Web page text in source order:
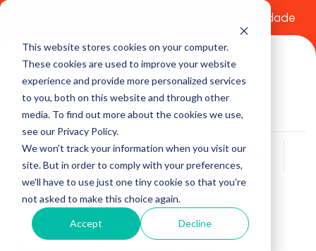
This website stores cookies on your computer.
These cookies are used to improve your website
experience and provide more personalized services
to you, both on this website and through other
media. To find out more about the cookies we use,
see our Privacy Policy.
We won't track your information when you visit our
site. But in order to comply with your preferences,
we'll have to use just one tiny cookie so that you're
not asked to make this choice again.
Accept Decline
Política de Privacidade
Buscar